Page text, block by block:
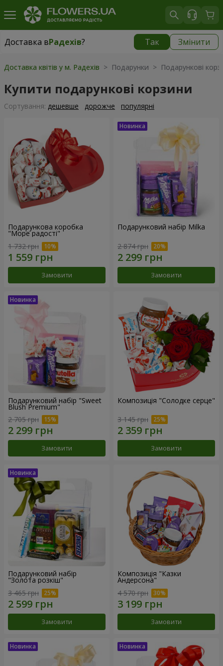
Доставка вРадехів? Так Змінити
Доставка вРадехів|
Доставка квітів у м. Радехів > Подарунки > Подарункові
Купити подарункові корзини
Сортування: дешевше дорожче популярні
Подарункова коробка
"Море радості"
1 732 грн
Замовити
Подарунковий набір Milka
2 874 грн
Замовити
Подарунковий набір "Sweet
Blush Premium"
2 705 грн
Замовити
Композиція "Солодке серце"
3 145 грн
Замовити
Подарунковий набір
"Золота розкіш"
3 465 грн
Замовити
Композиція "Казки
Андерсона"
4 570 грн
Замовити